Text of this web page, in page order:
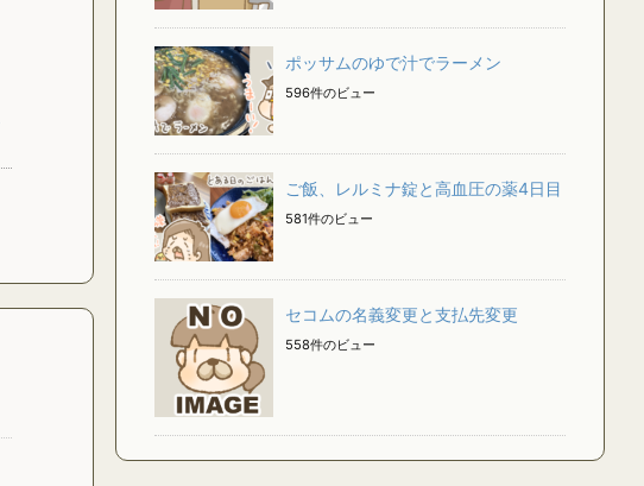
ポッサムのゆで汁でラーメン
596件のビュー
ご飯、レルミナ錠と高血圧の薬4日目
581件のビュー
セコムの名義変更と支払先変更
558件のビュー